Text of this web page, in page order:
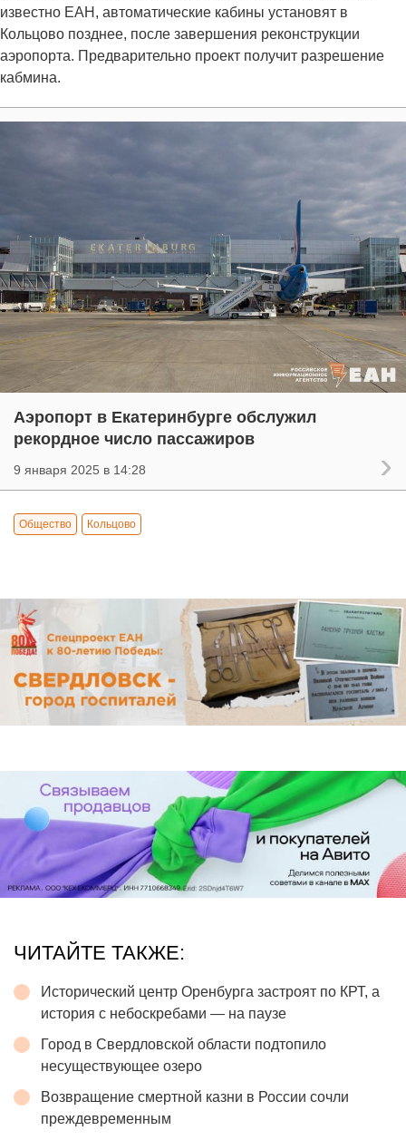
известно ЕАН, автоматические кабины установят в
Кольцово позднее, после завершения реконструкции
аэропорта. Предварительно проект получит разрешение
кабмина.
Аэропорт в Екатеринбурге обслужил
рекордное число пассажиров
9 января 2025 в 14:28
Общество Кольцово
ЧИТАЙТЕ ТАКЖЕ:
Исторический центр Оренбурга застроят по КРТ, а
история с небоскребами — на паузе
Город в Свердловской области подтопило
несуществующее озеро
Возвращение смертной казни в России сочли
преждевременным